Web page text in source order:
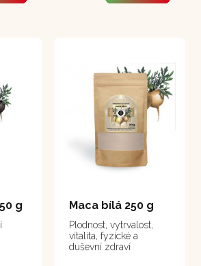
g Maca bílá 250 g
Plodnost, vytrvalost,
vitalita, fyzické a
duševní zdraví